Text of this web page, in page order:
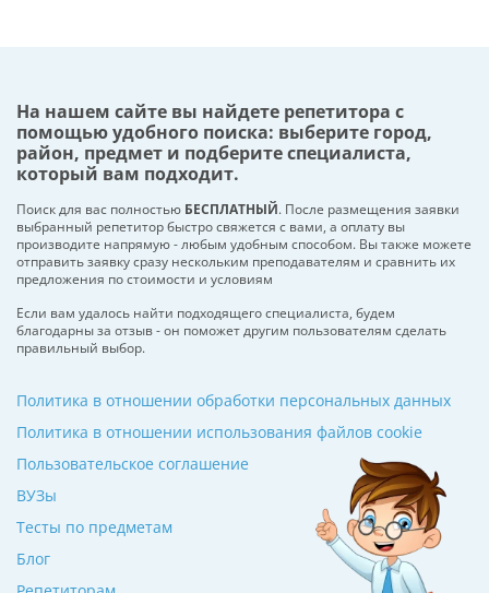
На нашем сайте вы найдете репетитора с
помощью удобного поиска: выберите город,
район, предмет и подберите специалиста,
который вам подходит.
Поиск для вас полностью БЕСПЛАТНЫЙ. После размещения заявки
выбранный репетитор быстро свяжется с вами, а оплату вы
производите напрямую - любым удобным способом. Вы также можете
отправить заявку сразу нескольким преподавателям и сравнить их
предложения по стоимости и условиям
Если вам удалось найти подходящего специалиста, будем
благодарны за отзыв - он поможет другим пользователям сделать
правильный выбор.
ВУЗы
Тесты по предметам
Блог
Политика в отношении обработки персональных данных
Политика в отношении использования файлов cookie
Пользовательское соглашение